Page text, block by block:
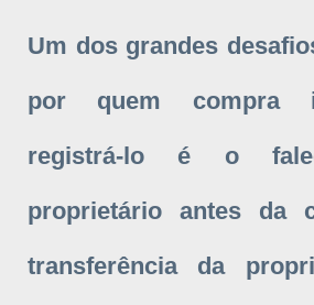
Um dos grandes
por quem compra
registrá-lo é o
proprietário antes da
transferência da